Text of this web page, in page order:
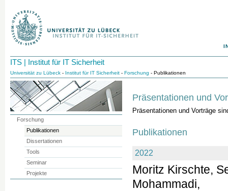
ITS | Institut für IT Sicherheit
Universität zu Lübeck - Institut für IT Sicherheit - Forschung - Publikationen
Präsentationen und
Präsentationen und Vorträge
Publikationen
2022
Moritz Kirschte,
Mohammadi,
Forschung
Publikationen
Dissertationen
Tools
Seminar
Projekte